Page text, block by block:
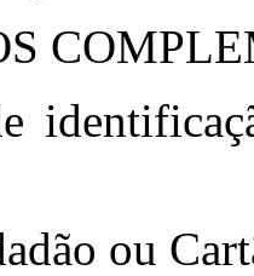
ou